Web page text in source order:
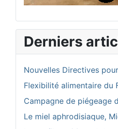
Derniers
Nouvelles Directives
Flexibilité alimentaire du
Campagne de piégeage
Le miel aphrodisiaque,